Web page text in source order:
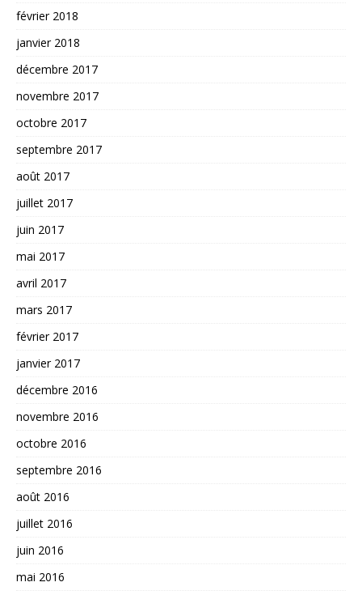
février 2018
janvier 2018
décembre 2017
novembre 2017
octobre 2017
septembre 2017
août 2017
juillet 2017
juin 2017
mai 2017
avril 2017
mars 2017
février 2017
janvier 2017
décembre 2016
novembre 2016
octobre 2016
septembre 2016
août 2016
juillet 2016
juin 2016
mai 2016